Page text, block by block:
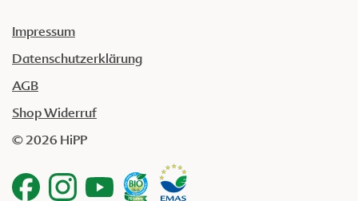
Impressum
Datenschutzerklärung
AGB
Shop Widerruf
© 2026 HiPP